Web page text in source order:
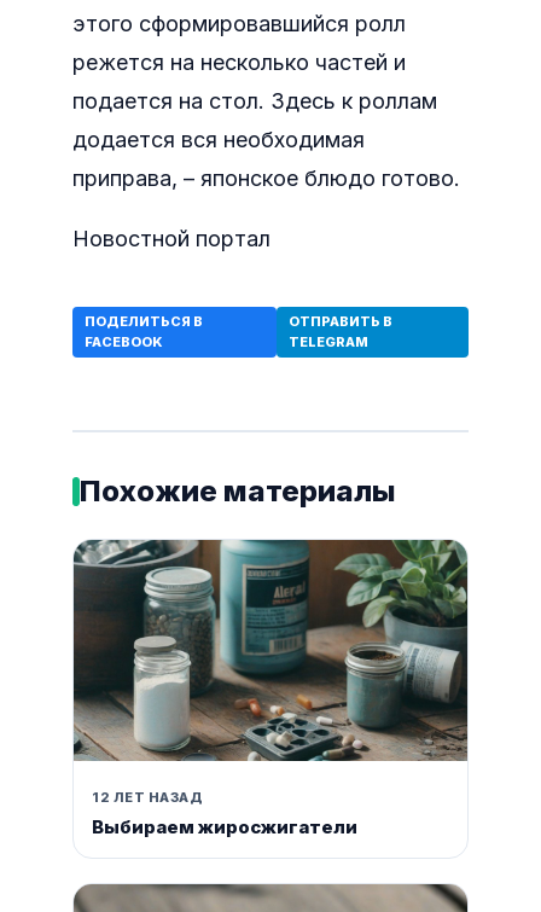
этого сформировавшийся ролл
режется на несколько частей и
подается на стол. Здесь к роллам
додается вся необходимая
приправа, – японское блюдо готово.
Новостной портал
ПОДЕЛИТЬСЯ В
FACEBOOK
ОТПРАВИТЬ В
TELEGRAM
Похожие материалы
12 ЛЕТ НАЗАД
Выбираем жиросжигатели